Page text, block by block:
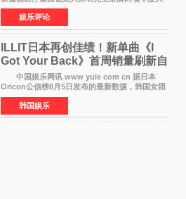
奖 2026年7月31日，盛夏金陵，长江之畔，
以重落地·真务实·强链接为主题的2026&lsquo;人
工智能+&rsquo
娱乐评论
ILLIT日本再创佳绩！新单曲《I
Got Your Back》首周销量刷新自
身纪录
中国娱乐网讯 www yule com cn 据日本
Oricon公信榜8月5日发布的最新数据，韩国女团
ILLIT在日本发行的第二张单曲《I Got Your
Back》首周销量达到71,009张，成功跻身最新一
期周单曲排行
韩国娱乐